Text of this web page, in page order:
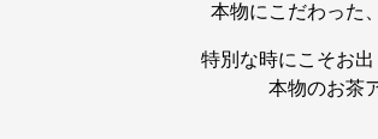
本物にこだわった
特別な時にこそお
本物のお茶